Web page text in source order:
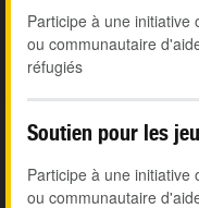
Participe à une
ou communautaire
réfugiés
Soutien pour les
Participe à une
ou communautaire